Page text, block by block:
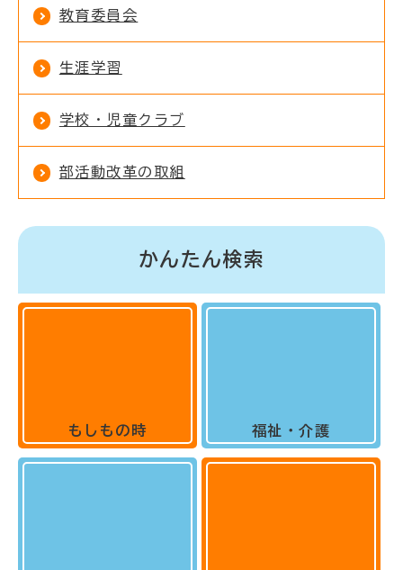
教育委員会
生涯学習
学校・児童クラブ
部活動改革の取組
かんたん検索
もしもの時 福祉・介護